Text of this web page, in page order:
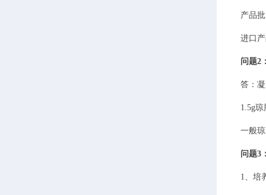
产品
进口
问题2
答：
1.5g
一般
问题3
1、培